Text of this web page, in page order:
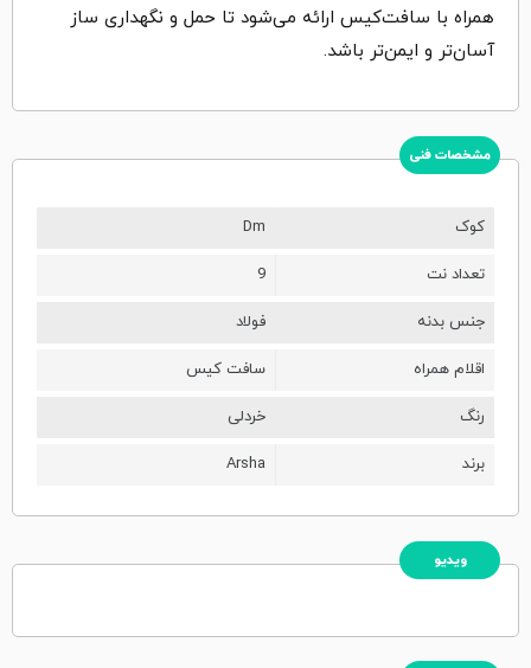
همراه با سافت‌کیس ارائه می‌شود تا حمل و نگهداری ساز
آسان‌تر و ایمن‌تر باشد.
مشخصات فنی
کوک Dm
تعداد نت 9
جنس بدنه فولاد
اقلام همراه سافت کیس
رنگ خردلی
برند Arsha
ویدیو